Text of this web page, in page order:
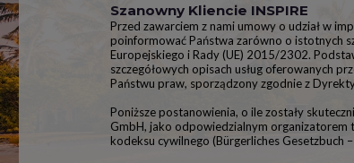
Szanowny Kliencie INSPIRE
Przed zawarciem z nami umowy o udział w
poinformować Państwa zarówno o istotnych
Europejskiego i Rady (UE) 2015/2302.
szczegółowych opisach usług oferowanych
Państwu praw, sporządzony zgodnie z
Poniższe postanowienia, o ile zostały
GmbH, jako odpowiedzialnym organizatorem
kodeksu cywilnego (Bürgerliches Gesetzbuch